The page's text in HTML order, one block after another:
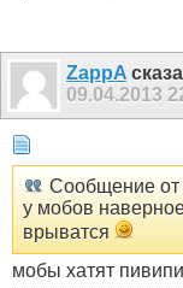
ZappA
09.04.2013
Сообщение от
у мобов
врыватся
мобы хатят